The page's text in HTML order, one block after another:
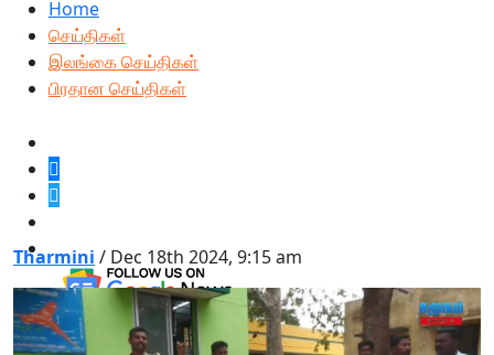
Home
செய்திகள்
இலங்கை செய்திகள்
பிரதான செய்திகள்
Tharmini / Dec 18th 2024, 9:15 am